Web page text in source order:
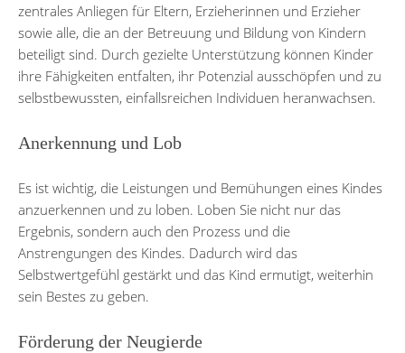
zentrales Anliegen für Eltern, Erzieherinnen und Erzieher
sowie alle, die an der Betreuung und Bildung von Kindern
beteiligt sind. Durch gezielte Unterstützung können Kinder
ihre Fähigkeiten entfalten, ihr Potenzial ausschöpfen und zu
selbstbewussten, einfallsreichen Individuen heranwachsen.
Anerkennung und Lob
Es ist wichtig, die Leistungen und Bemühungen eines Kindes
anzuerkennen und zu loben. Loben Sie nicht nur das
Ergebnis, sondern auch den Prozess und die
Anstrengungen des Kindes. Dadurch wird das
Selbstwertgefühl gestärkt und das Kind ermutigt, weiterhin
sein Bestes zu geben.
Förderung der Neugierde